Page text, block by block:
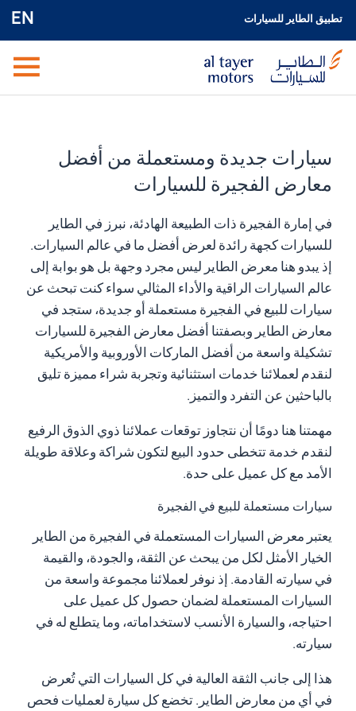
EN تطبيق الطاير للسيارات
سيارات جديدة ومستعملة من أفضل
معارض الفجيرة للسيارات
في إمارة الفجيرة ذات الطبيعة الهادئة، نبرز في الطاير
للسيارات كجهة رائدة لعرض أفضل ما في عالم السيارات.
إذ يبدو هنا معرض الطاير ليس مجرد وجهة بل هو بوابة إلى
عالم السيارات الراقية والأداء المثالي سواء كنت تبحث عن
سيارات للبيع في الفجيرة مستعملة أو جديدة، ستجد في
معارض الطاير وبصفتنا أفضل معارض الفجيرة للسيارات
تشكيلة واسعة من أفضل الماركات الأوروبية والأمريكية
لنقدم لعملائنا خدمات استثنائية وتجربة شراء مميزة تليق
بالباحثين عن التفرد والتميز.
مهمتنا هنا دومًا أن نتجاوز توقعات عملائنا ذوي الذوق الرفيع
لنقدم خدمة تتخطى حدود البيع لتكون شراكة وعلاقة طويلة
الأمد مع كل عميل على حدة.
سيارات مستعملة للبيع في الفجيرة
يعتبر معرض السيارات المستعملة في الفجيرة من الطاير
الخيار الأمثل لكل من يبحث عن الثقة، والجودة، والقيمة
في سيارته القادمة. إذ نوفر لعملائنا مجموعة واسعة من
السيارات المستعملة لضمان حصول كل عميل على
احتياجه، والسيارة الأنسب لاستخداماته، وما يتطلع له في
سيارته.
هذا إلى جانب الثقة العالية في كل السيارات التي تُعرض
في أي من معارض الطاير. تخضع كل سيارة لعمليات فحص